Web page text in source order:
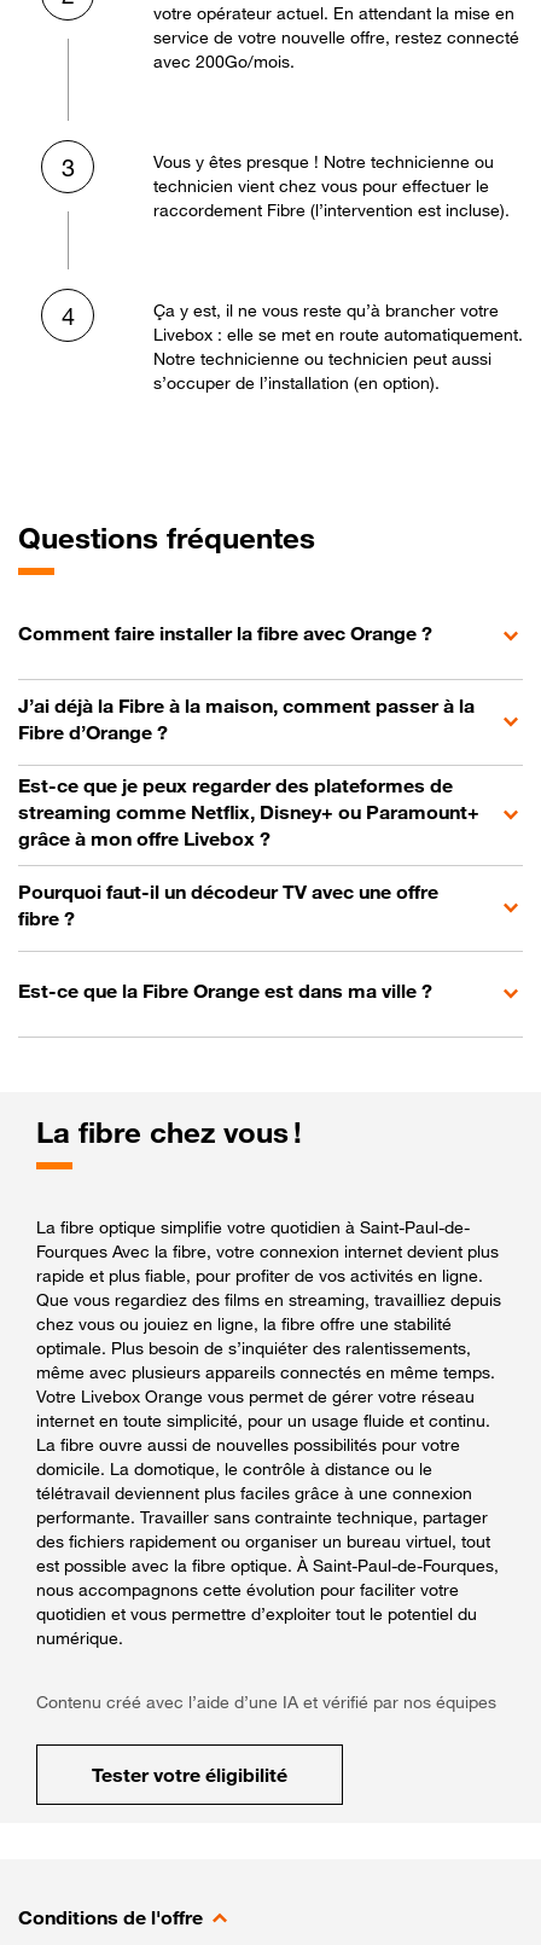
votre opérateur actuel. En attendant la mise en
service de votre nouvelle offre, restez connecté
avec 200Go/mois.
3
Vous y êtes presque ! Notre technicienne ou
technicien vient chez vous pour effectuer le
raccordement Fibre (l’intervention est incluse).
4
Ça y est, il ne vous reste qu’à brancher votre
Livebox : elle se met en route automatiquement.
Notre technicienne ou technicien peut aussi
s’occuper de l’installation (en option).
Questions fréquentes
Comment faire installer la fibre avec Orange ?
J’ai déjà la Fibre à la maison, comment passer à la
Fibre d’Orange ?
Est-ce que je peux regarder des plateformes de
streaming comme Netflix, Disney+ ou Paramount+
grâce à mon offre Livebox ?
Pourquoi faut-il un décodeur TV avec une offre
fibre ?
Est-ce que la Fibre Orange est dans ma ville ?
La fibre chez vous !
La fibre optique simplifie votre quotidien à Saint-Paul-de-
Fourques Avec la fibre, votre connexion internet devient plus
rapide et plus fiable, pour profiter de vos activités en ligne.
Que vous regardiez des films en streaming, travailliez depuis
chez vous ou jouiez en ligne, la fibre offre une stabilité
optimale. Plus besoin de s’inquiéter des ralentissements,
même avec plusieurs appareils connectés en même temps.
Votre Livebox Orange vous permet de gérer votre réseau
internet en toute simplicité, pour un usage fluide et continu.
La fibre ouvre aussi de nouvelles possibilités pour votre
domicile. La domotique, le contrôle à distance ou le
télétravail deviennent plus faciles grâce à une connexion
performante. Travailler sans contrainte technique, partager
des fichiers rapidement ou organiser un bureau virtuel, tout
est possible avec la fibre optique. À Saint-Paul-de-Fourques,
nous accompagnons cette évolution pour faciliter votre
quotidien et vous permettre d’exploiter tout le potentiel du
numérique.
Contenu créé avec l’aide d’une IA et vérifié par nos équipes
Tester votre éligibilité
Conditions de l'offre